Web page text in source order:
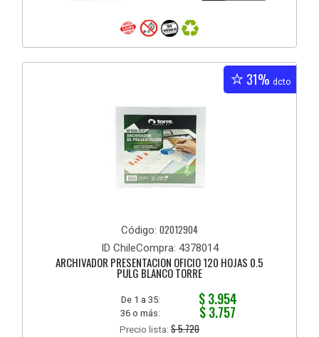
31% dcto
Código: 02012904
ID ChileCompra: 4378014
ARCHIVADOR PRESENTACION OFICIO 120 HOJAS 0.5
PULG BLANCO TORRE
De 1 a 35: $ 3.954
36 o más: $ 3.757
Precio lista: $ 5.720